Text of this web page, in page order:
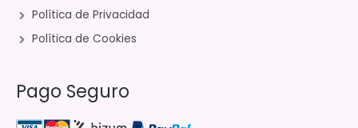
Política de Privacidad
Política de Cookies
Pago Seguro